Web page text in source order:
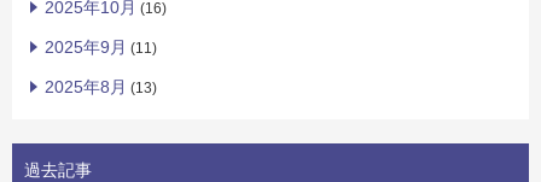
2025年10月 (16)
2025年9月 (11)
2025年8月 (13)
過去記事